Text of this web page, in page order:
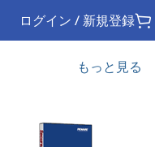
ログイン / 新規登録
もっと見る